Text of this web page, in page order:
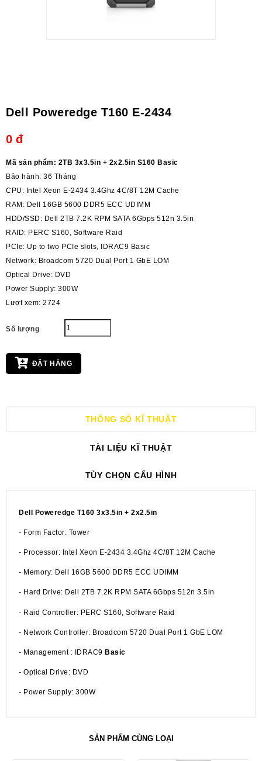
Dell Poweredge T160 E-2434
0 đ
Mã sản phẩm: 2TB 3x3.5in + 2x2.5in S160 Basic
Bảo hành: 36 Tháng
CPU: Intel Xeon E-2434 3.4Ghz 4C/8T 12M Cache
RAM: Dell 16GB 5600 DDR5 ECC UDIMM
HDD/SSD: Dell 2TB 7.2K RPM SATA 6Gbps 512n 3.5in
RAID: PERC S160, Software Raid
PCIe: Up to two PCIe slots, IDRAC9 Basic
Network: Broadcom 5720 Dual Port 1 GbE LOM
Optical Drive: DVD
Power Supply: 300W
Lượt xem: 2724
Số lượng
ĐẶT HÀNG
THÔNG SỐ KĨ THUẬT
TÀI LIỆU KĨ THUẬT
TÙY CHỌN CẤU HÌNH
Dell Poweredge T160 3x3.5in + 2x2.5in
- Form Factor: Tower
- Processor: Intel Xeon E-2434 3.4Ghz 4C/8T 12M Cache
- Memory: Dell 16GB 5600 DDR5 ECC UDIMM
- Hard Drive: Dell 2TB 7.2K RPM SATA 6Gbps 512n 3.5in
- Raid Controller: PERC S160, Software Raid
- Network Controller: Broadcom 5720 Dual Port 1 GbE LOM
- Management : IDRAC9 Basic
- Optical Drive: DVD
- Power Supply: 300W
SẢN PHẨM CÙNG LOẠI